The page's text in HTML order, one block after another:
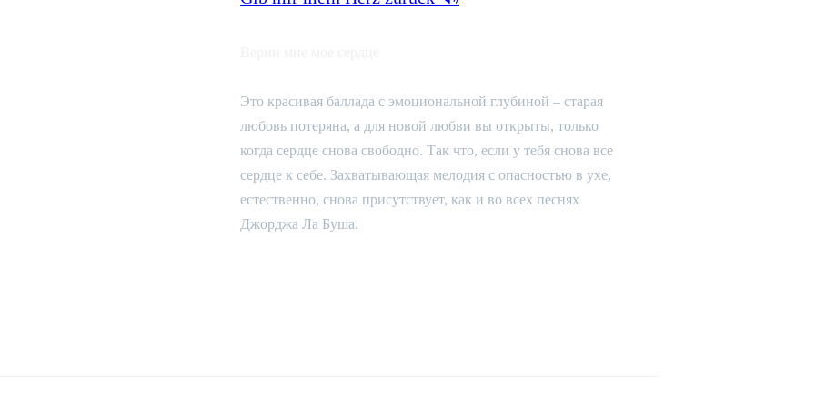
Это красивая баллада с эмоциональной глубиной – старая
любовь потеряна, а для новой любви вы открыты, только
когда сердце снова свободно. Так что, если у тебя снова все
сердце к себе. Захватывающая мелодия с опасностью в ухе,
естественно, снова присутствует, как и во всех песнях
Джорджа Ла Буша.